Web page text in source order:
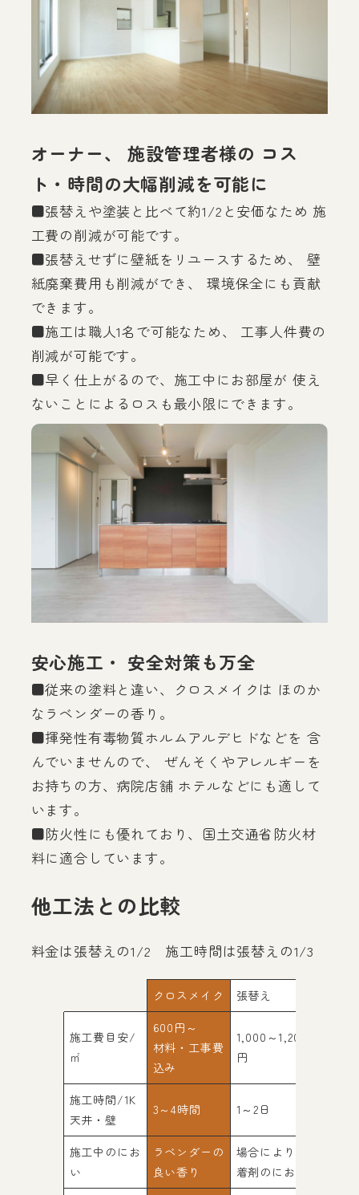
オーナー、 施設管理者様の コス
ト・時間の大幅削減を可能に
■張替えや塗装と比べて約1/2と安価なため 施
工費の削減が可能です。
■張替えせずに壁紙をリユースするため、 壁
紙廃棄費用も削減ができ、 環境保全にも貢献
できます。
■施工は職人1名で可能なため、 工事人件費の
削減が可能です。
■早く仕上がるので、施工中にお部屋が 使え
ないことによるロスも最小限にできます。
安心施工・ 安全対策も万全
■従来の塗料と違い、クロスメイクは ほのか
なラベンダーの香り。
■揮発性有毒物質ホルムアルデヒドなどを 含
んでいませんので、 ぜんそくやアレルギーを
お持ちの方、病院店舗 ホテルなどにも適して
います。
■防火性にも優れており、国土交通省防火材
料に適合しています。
他工法との比較
料金は張替えの1/2 施工時間は張替えの1/3
クロスメイク 張替え
施工費目安/
㎡
600円～
材料・工事費
込み
1,000～1,200
円
施工時間/1K
天井・壁
3～4時間 1～2日
施工中のにお
い
ラベンダーの
良い香り
場合により接
着剤のにおい